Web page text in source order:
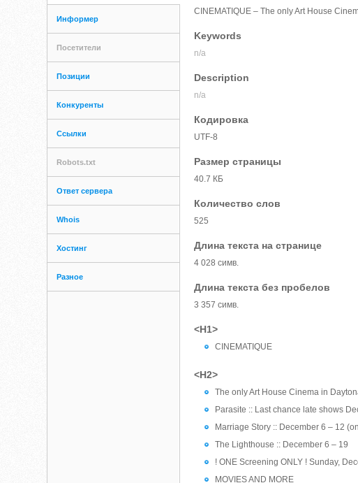
Информер
Посетители
Позиции
Конкуренты
Ссылки
Robots.txt
Ответ сервера
Whois
Хостинг
Разное
CINEMATIQUE – The only Art House
Keywords
n/a
Description
n/a
Кодировка
UTF-8
Размер страницы
40.7 КБ
Количество слов
525
Длина текста на странице
4 028 симв.
Длина текста без пробелов
3 357 симв.
<H1>
CINEMATIQUE
<H2>
The only Art House Cinema in
Parasite :: Last chance late shows
Marriage Story :: December 6 – 12
The Lighthouse :: December 6 – 19
! ONE Screening ONLY ! Sunday,
MOVIES AND MORE